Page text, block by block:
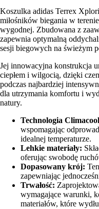
Koszulka adidas Terrex
miłośników biegania w
wygodnej. Zbudowana z
zapewnia optymalną
sesji biegowych na świeżym
Jej innowacyjna konstrukcja
ciepłem i wilgocią, dzięki
podczas najbardziej
dla utrzymania komfortu i
natury.
Technologia
wspomagając
idealnej temperaturze.
Lehkie materiały:
oferując swobodę
Dopasowany krój:
zapewniając
Trwałość:
wymagające warunki,
materiałów, które